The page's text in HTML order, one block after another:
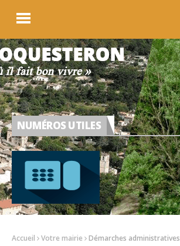
NUMÉROS UTILES
Accueil Votre mairie Démarches administratives